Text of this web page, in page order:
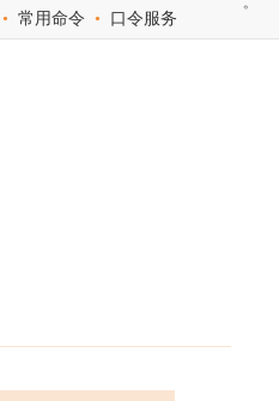
•常用命令 • 口令服务